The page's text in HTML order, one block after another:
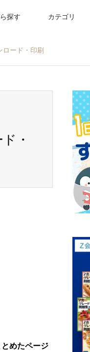
探す カテゴリ
ード・印刷
・
めたページ